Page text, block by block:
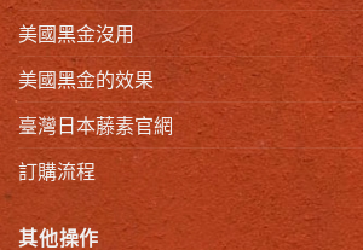
美國黑金沒用
美國黑金的效果
臺灣日本藤素官網
訂購流程
其他操作